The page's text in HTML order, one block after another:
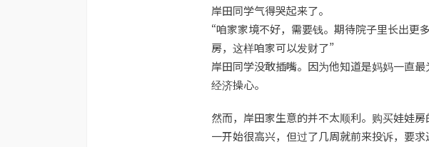
岸田同学气得哭起来了。
“咱家家境不好，需要钱。期待院子里长出更
房，这样咱家可以发财了”
岸田同学没敢插嘴。因为他知道是妈妈一直最
经济操心。
然而，岸田家生意的并不太顺利。购买娃娃房
一开始很高兴，但过了几周就前来投诉，要求